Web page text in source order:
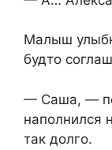
Малыш
будто
— Саша, —
наполнился
так долго.